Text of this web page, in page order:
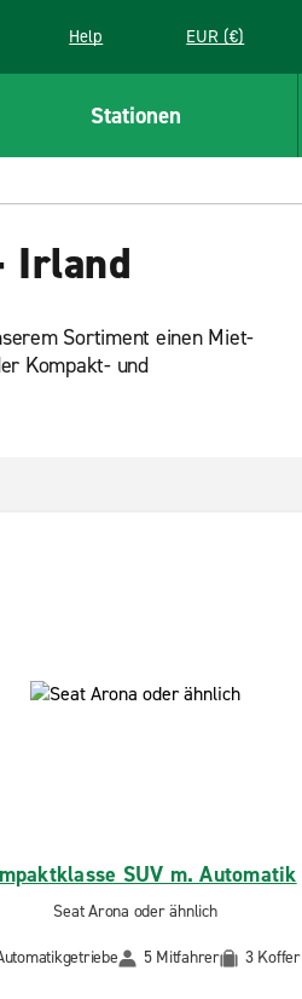
new window
Help EUR (€)
Stationen
Irland
Sortiment einen Miet-
Kompakt- und
SUV m. Automatik
Seat Arona oder ähnlich
5 Mitfahrer 3 Koffer